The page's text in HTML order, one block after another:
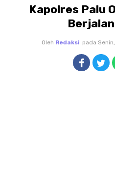
Kapolres Palu
Oleh Redaksi pada